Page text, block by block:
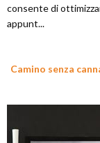
consente di
appunt...
Camino senza